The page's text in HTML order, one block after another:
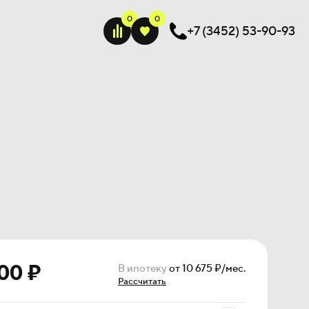
+7 (3452) 53-90-93
₽ В ипотекуот 10 675 ₽/мес.
Рассчитать